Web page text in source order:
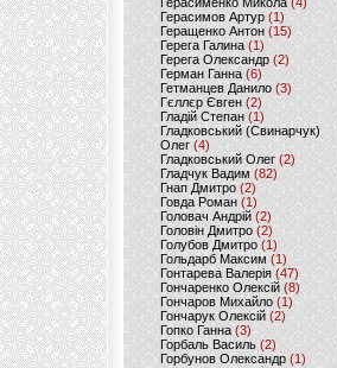
Герасимов Артур (1)
Геращенко Антон(15)
Герега Галина (1)
Герега Олександр (2)
Герман Ганна (6)
Гетманцев Данило (3)
Гєллєр Євген (2)
Гладій Степан(1)
Гладковський (Свинарчук)
Олег (4)
Гладковський Олег (2)
Гладчук Вадим (82)
Гнап Дмитро (2)
Говда Роман(1)
Головач Андрій (2)
Головін Дмитро (2)
Голубов Дмитро (1)
Гольдарб Максим(1)
Гонтарева Валерія (47)
Гончаренко Олексій(8)
Гончаров Михайло (1)
Гончарук Олексій (2)
Гопко Ганна (3)
Горбаль Василь (2)
Горбунов Олександр (1)